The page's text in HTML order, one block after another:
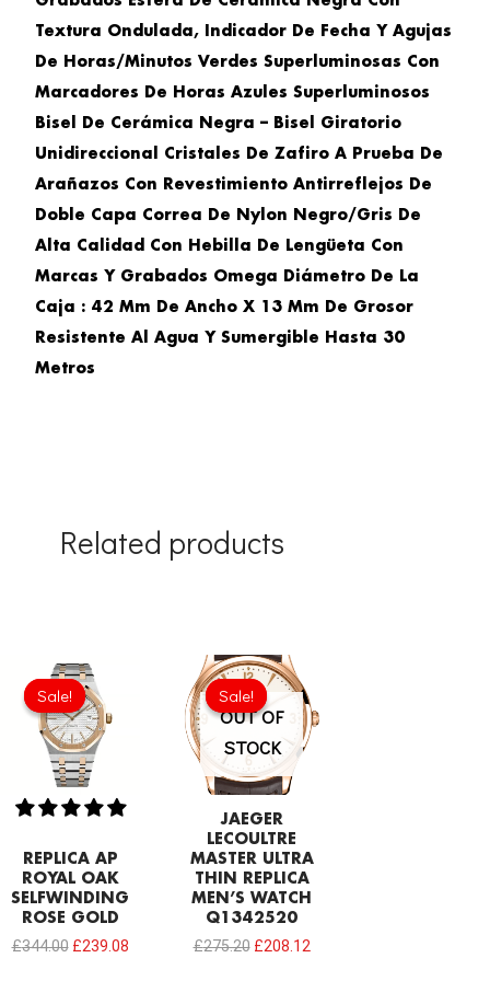
Textura Ondulada, Indicador De Fecha Y Agujas
De Horas/minutos Verdes Superluminosas Con
Marcadores De Horas Azules Superluminosos
Bisel De Cerámica Negra – Bisel Giratorio
Unidireccional Cristales De Zafiro A Prueba De
Arañazos Con Revestimiento Antirreflejos De
Doble Capa Correa De Nylon Negro/gris De
Alta Calidad Con Hebilla De Lengüeta Con
Marcas Y Grabados Omega Diámetro De La
Caja : 42 Mm De Ancho X 13 Mm De Grosor
Resistente Al Agua Y Sumergible Hasta 30
Metros
Related products
Sale!
Sale!
REPLICA AP
ROYAL OAK
SELFWINDING
ROSE GOLD
£344.00
Original
price
was:
£344.00.
£239.08
£239.08.
Sale!
OUT OF
STOCK
Sale!
JAEGER
LECOULTRE
MASTER ULTRA
THIN REPLICA
MEN’S WATCH
Q1342520
£275.20
Original
price
was:
£275.20.
£208.12
is:
£208.12.